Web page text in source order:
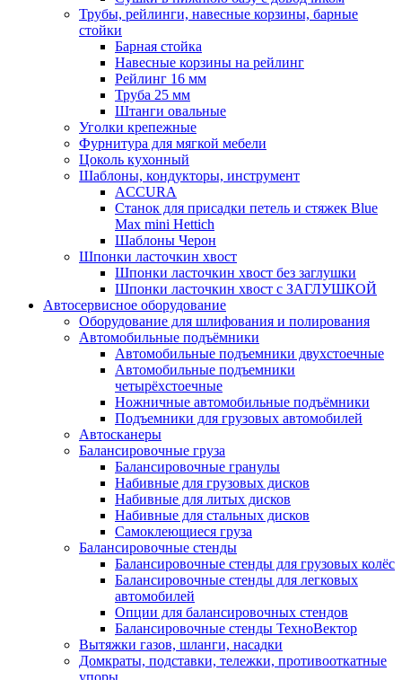
Трубы, рейлинги, навесные корзины, барные
стойки
Барная стойка
Навесные корзины на рейлинг
Рейлинг 16 мм
Труба 25 мм
Штанги овальные
Уголки крепежные
Фурнитура для мягкой мебели
Цоколь кухонный
Шаблоны, кондукторы, инструмент
ACCURA
Станок для присадки петель и стяжек Blue
Max mini Hettich
Шаблоны Черон
Шпонки ласточкин хвост
Шпонки ласточкин хвост без заглушки
Шпонки ласточкин хвост с ЗАГЛУШКОЙ
Автосервисное оборудование
Оборудование для шлифования и полирования
Автомобильные подъёмники
Автомобильные подъемники двухстоечные
Автомобильные подъемники
четырёхстоечные
Ножничные автомобильные подъёмники
Подъемники для грузовых автомобилей
Автосканеры
Балансировочные груза
Балансировочные гранулы
Набивные для грузовых дисков
Набивные для литых дисков
Набивные для стальных дисков
Самоклеющиеся груза
Балансировочные стенды
Балансировочные стенды для грузовых колёс
Балансировочные стенды для легковых
автомобилей
Опции для балансировочных стендов
Балансировочные стенды ТехноВектор
Вытяжки газов, шланги, насадки
Домкраты, подставки, тележки, противооткатные